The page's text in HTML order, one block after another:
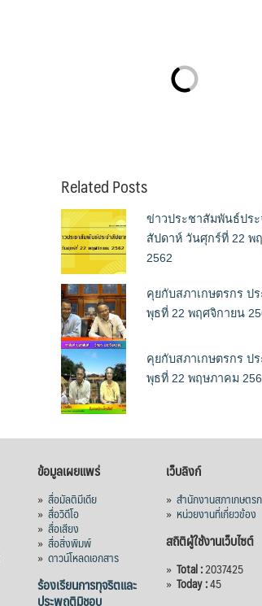
Related Posts
ข่าวประชาสัมพันธ์ประ
สัปดาห์ วันศุกร์ที่ 22 พ
2562
คุยกับสภาเกษตรกร ป
พุธที่ 22 พฤศจิกายน
คุยกับสภาเกษตรกร ป
พุธที่ 22 พฤษภาคม
ข้อมูลเผยแพร่
» สื่อมัลติมีเดีย
» สื่อวิดีโอ
» สื่อเสียง
» สื่อสิ่งพิมพ์
» ดาวน์โหลดเอกสาร
ร้องเรียนการทุจริตและ
ประพฤติมิชอบ
เว็บลิงก์
» สำนักงานสภาเกษตร
» หน่วยงานที่เกี่ยวข้อง
สถิติผู้ใช้งานเว็บไซต์
» Total :2037425
» Today :45